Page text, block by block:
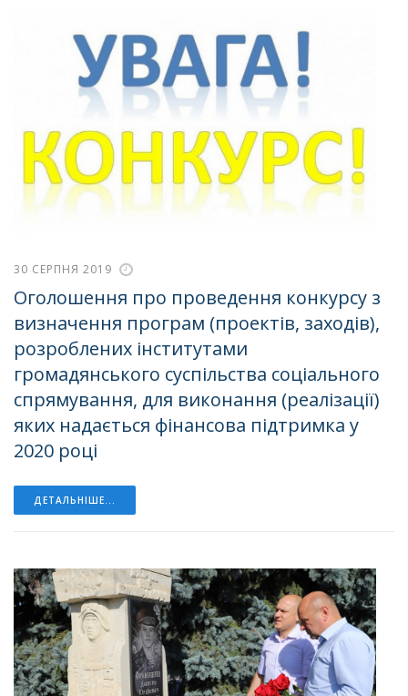
30 СЕРПНЯ 2019
Оголошення про проведення конкурсу з
визначення програм (проектів, заходів),
розроблених інститутами
громадянського суспільства соціального
спрямування, для виконання (реалізації)
яких надається фінансова підтримка у
2020 році
ДЕТАЛЬНІШЕ...